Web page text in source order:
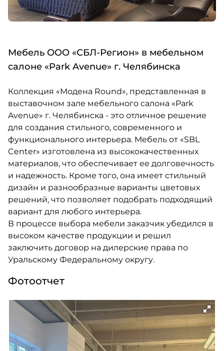
Мебель ООО «СБЛ-Регион» в мебельном
салоне «Park Avenue» г. Челябинска
Коллекция «Модена Round», представленная в
выставочном зале мебельного салона «Park
Avenue» г. Челябинска - это отличное решение
для создания стильного, современного и
функционального интерьера. Мебель от «SBL
Center» изготовлена из высококачественных
материалов, что обеспечивает ее долговечность
и надежность. Кроме того, она имеет стильный
дизайн и разнообразные варианты цветовых
решений, что позволяет подобрать подходящий
вариант для любого интерьера.
В процессе выбора мебели заказчик убедился в
высоком качестве продукции и решил
заключить договор на дилерские права по
Уральскому Федеральному округу.
Фотоотчет